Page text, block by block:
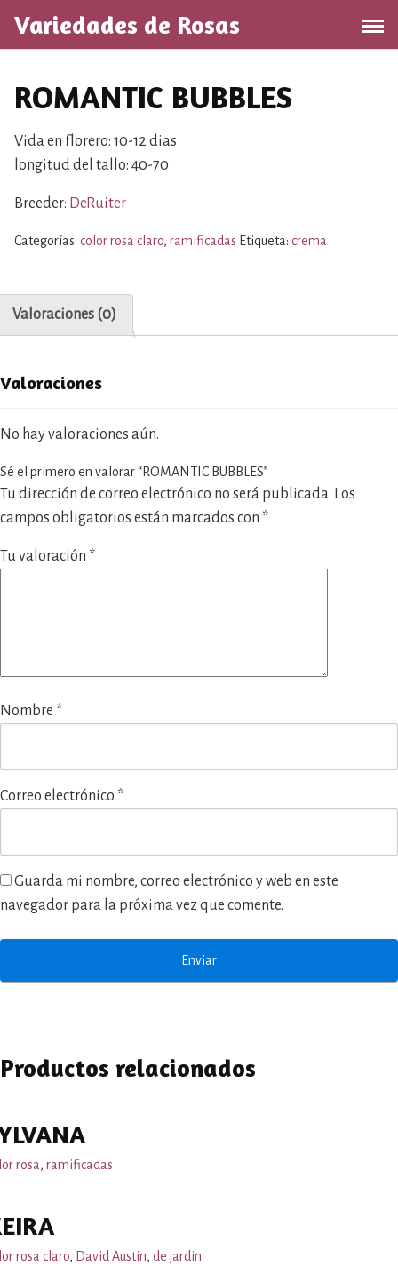
l
Variedades de Rosas
ROMANTIC BUBBLES
Vida en florero: 10-12 dias
longitud del tallo: 40-70
Breeder: DeRuiter
Categorías: color rosa claro, ramificadas Etiqueta: crema
Valoraciones (0)
Valoraciones
No hay valoraciones aún.
Sé el primero en valorar “ROMANTIC BUBBLES”
Tu dirección de correo electrónico no será publicada. Los
campos obligatorios están marcados con *
Tu valoración *
Nombre *
Correo electrónico *
Guarda mi nombre, correo electrónico y web en este
navegador para la próxima vez que comente.
Productos relacionados
rosa, ramificadas
rosa claro, David Austin, de jardin